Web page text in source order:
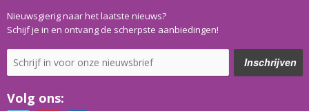
Nieuwsgierig naar het laatste nieuws?
Schijf je in en ontvang de scherpste aanbiedingen!
Volg ons: